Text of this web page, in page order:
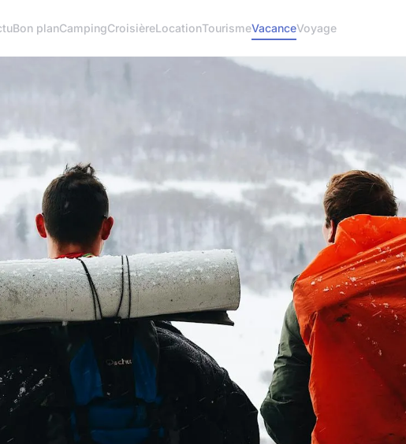
Bon planCampingCroisièreLocationTourismeVacanceVoyage